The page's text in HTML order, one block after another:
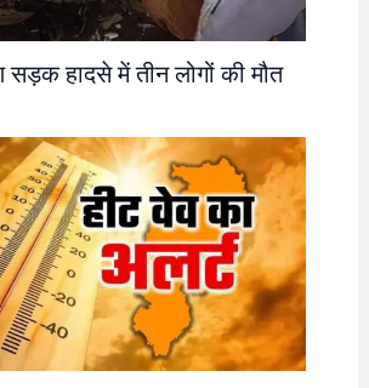
सड़क हादसे में तीन लोगों की मौत